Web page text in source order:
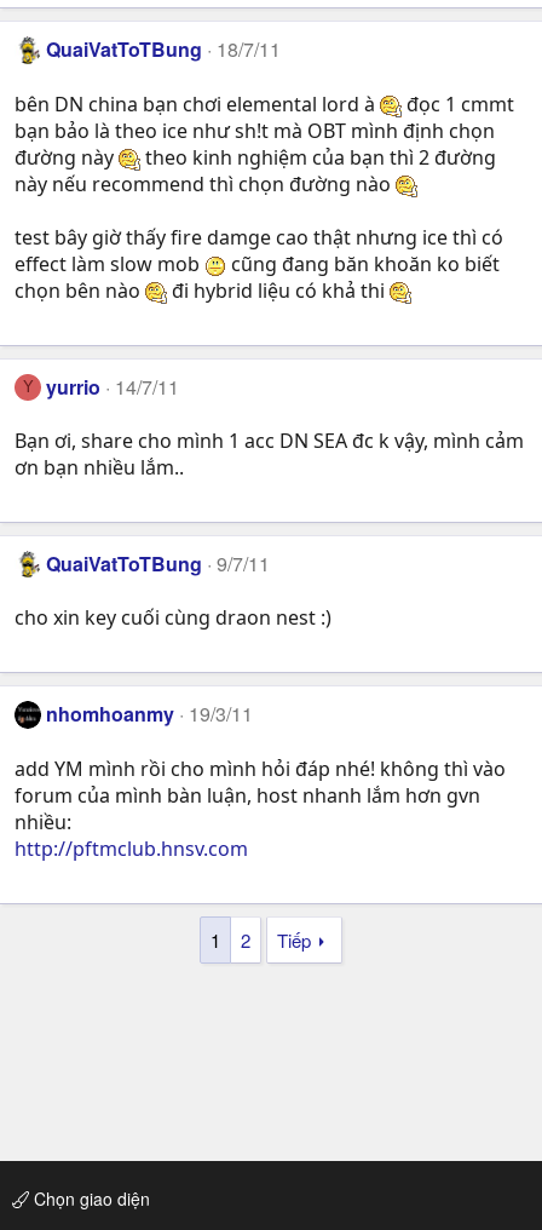
QuaiVatToTBung 18/7/11
bên DN china bạn chơi elemental lord à
đọc 1 cmmt
bạn bảo là theo ice như sh!t mà OBT mình định chọn
đường này
theo kinh nghiệm của bạn thì 2 đường
này nếu recommend thì chọn đường nào
test bây giờ thấy fire damge cao thật nhưng ice thì có
effect làm slow mob
cũng đang băn khoăn ko biết
chọn bên nào
đi hybrid liệu có khả thi
Y yurrio 14/7/11
Bạn ơi, share cho mình 1 acc DN SEA đc k vậy, mình cảm
ơn bạn nhiều lắm..
QuaiVatToTBung 9/7/11
cho xin key cuối cùng draon nest :)
nhomhoanmy 19/3/11
add YM mình rồi cho mình hỏi đáp nhé! không thì vào
forum của mình bàn luận, host nhanh lắm hơn gvn
nhiều:
http://pftmclub.hnsv.com
1 2 Tiếp
Chọn giao diện